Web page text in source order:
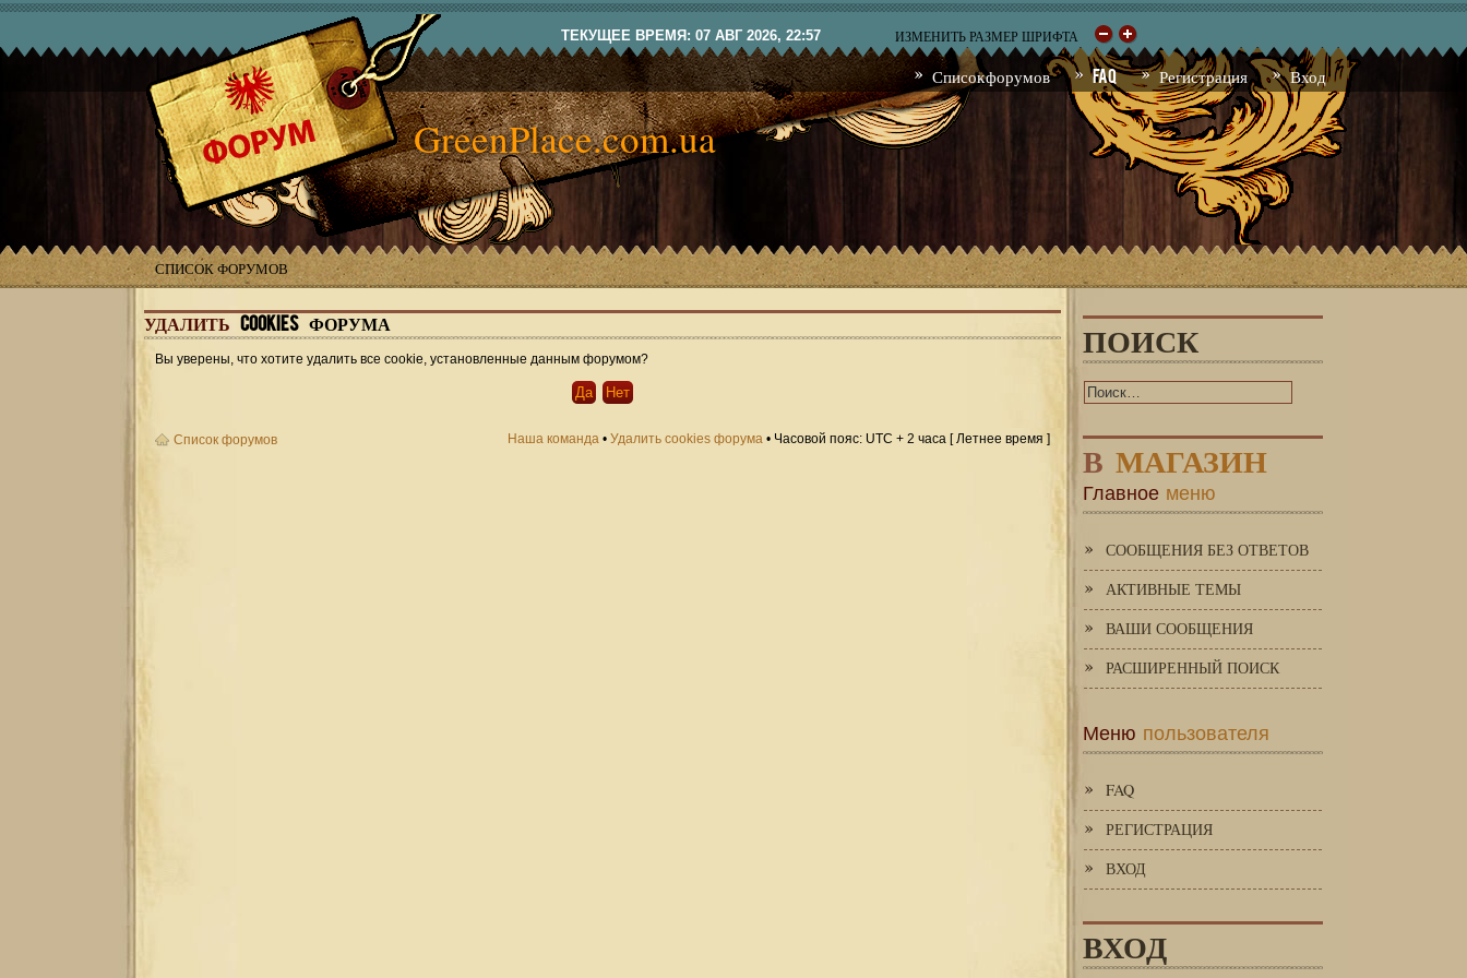
ТЕКУЩЕЕ ВРЕМЯ: 07 АВГ 2026, 22:57 ИЗМЕНИТЬ РАЗМЕР ШРИФТА
Список форумов FAQ Регистрация Вход
GreenPlace.com.ua
СПИСОК ФОРУМОВ
УДАЛИТЬ COOKIES ФОРУМА
Вы уверены, что хотите удалить все cookie, установленные данным форумом?
Список форумов Наша команда • Удалить cookies форума • Часовой пояс: UTC + 2 часа [ Летнее время ]
ПОИСК
В МАГАЗИН
Главное меню
СООБЩЕНИЯ БЕЗ ОТВЕТОВ
АКТИВНЫЕ ТЕМЫ
ВАШИ СООБЩЕНИЯ
РАСШИРЕННЫЙ ПОИСК
Меню пользователя
FAQ
РЕГИСТРАЦИЯ
ВХОД
ВХОД